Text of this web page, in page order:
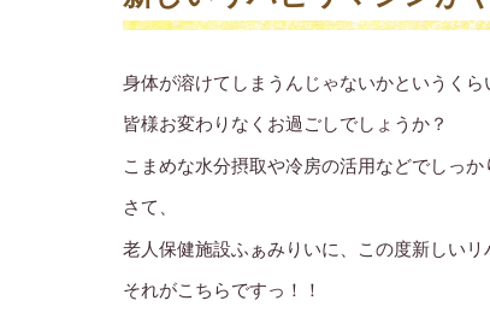
身体が溶けてしまうんじゃないかというくら
皆様お変わりなくお過ごしでしょうか？
こまめな水分摂取や冷房の活用などでしっ
さて、
老人保健施設ふぁみりいに、この度新しいリ
それがこちらですっ！！